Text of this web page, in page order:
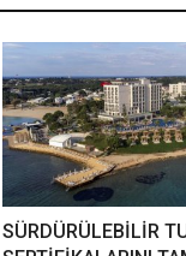
SÜRDÜRÜLEBİLİR